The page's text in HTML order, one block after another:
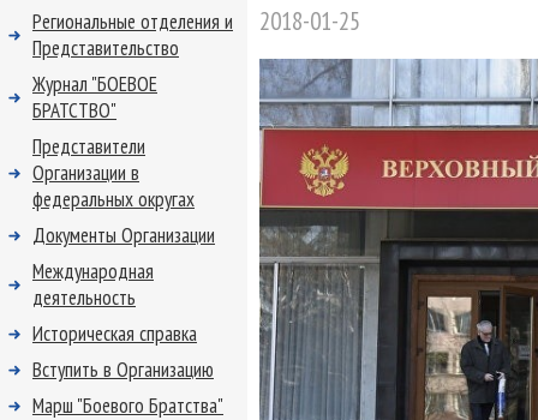
2018-01-25
Региональные отделения и
Представительство
Журнал "БОЕВОЕ
БРАТСТВО"
Представители
Организации в
федеральных округах
Документы Организации
Международная
деятельность
Историческая справка
Вступить в Организацию
Марш "Боевого Братства"